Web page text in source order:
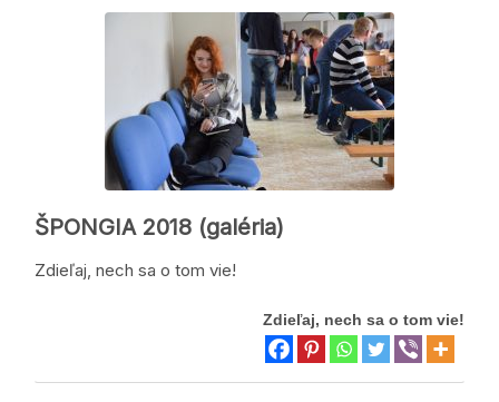
ŠPONGIA 2018 (galéria)
Zdieľaj, nech sa o tom vie!
Zdieľaj, nech sa o tom vie!